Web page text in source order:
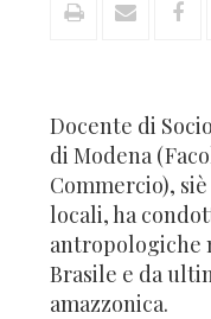
Docente di
di Modena
Commercio),
locali, ha
antropologiche
Brasile e da
amazzonica.